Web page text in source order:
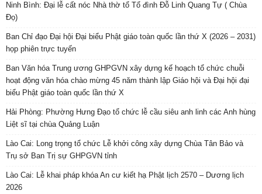
Ninh Bình: Đại lễ cất nóc Nhà thờ tổ Tổ đình Đỗ Linh Quang Tự ( Chùa
Đọ)
Ban Chỉ đạo Đại hội Đại biểu Phật giáo toàn quốc lần thứ X (2026 – 2031)
họp phiên trực tuyến
Ban Văn hóa Trung ương GHPGVN xây dựng kế hoạch tổ chức chuỗi
hoạt động văn hóa chào mừng 45 năm thành lập Giáo hội và Đại hội đại
biểu Phật giáo toàn quốc lần thứ X
Hải Phòng: Phường Hưng Đạo tổ chức lễ cầu siêu anh linh các Anh hùng
Liệt sĩ tại chùa Quảng Luận
Lào Cai: Long trọng tổ chức Lễ khởi công xây dựng Chùa Tân Bảo và
Trụ sở Ban Trị sự GHPGVN tỉnh
Lào Cai: Lễ khai pháp khóa An cư kiết hạ Phật lịch 2570 – Dương lịch
2026